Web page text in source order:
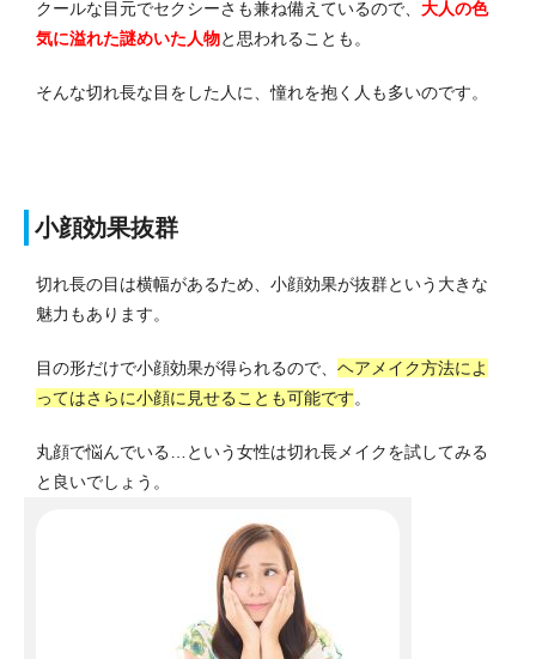
クールな目元でセクシーさも兼ね備えているので、 大人の色
気に溢れた謎めいた人物と思われることも。
そんな切れ長な目をした人に、憧れを抱く人も多いのです。
小顔効果抜群
切れ長の目は横幅があるため、小顔効果が抜群という大きな
魅力もあります。
目の形だけで小顔効果が得られるので、 ヘアメイク方法によ
ってはさらに小顔に見せることも可能です。
丸顔で悩んでいる…という女性は切れ長メイクを試してみる
と良いでしょう。